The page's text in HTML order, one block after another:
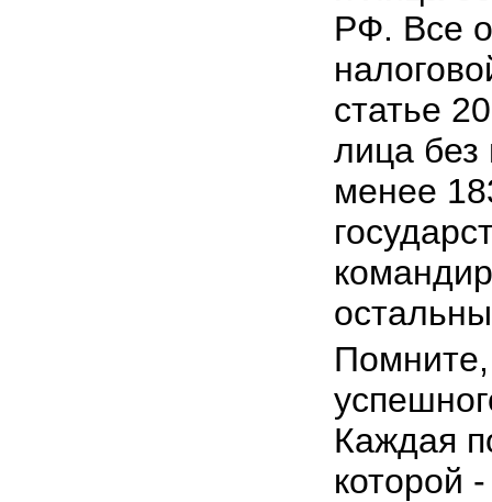
РФ. Все
статье
лица без
менее
Каждая